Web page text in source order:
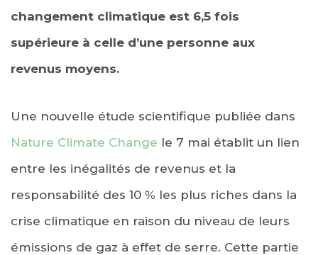
changement climatique est 6,5 fois
supérieure à celle d’une personne aux
revenus moyens.
Une nouvelle étude scientifique publiée dans
Nature Climate Change le 7 mai établit un lien
entre les inégalités de revenus et la
responsabilité des 10 % les plus riches dans la
crise climatique en raison du niveau de leurs
émissions de gaz à effet de serre. Cette partie